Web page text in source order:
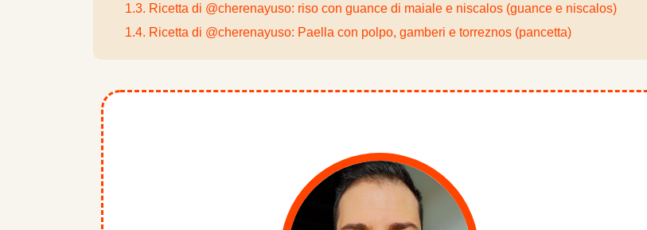
1.3. Ricetta di @cherenayuso: riso con guance di maiale e niscalos (guance e niscalos)
1.4. Ricetta di @cherenayuso: Paella con polpo, gamberi e torreznos (pancetta)